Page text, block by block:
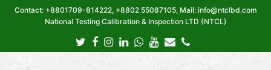
Contact: +8801709-814222, +8802 55087105, Mail: info@ntclbd.com
National Testing Calibration & Inspection LTD (NTCL)
Twitter
Facebook
Instagram
LinkedIn
Whatsapp
Youtube
EmailPhone